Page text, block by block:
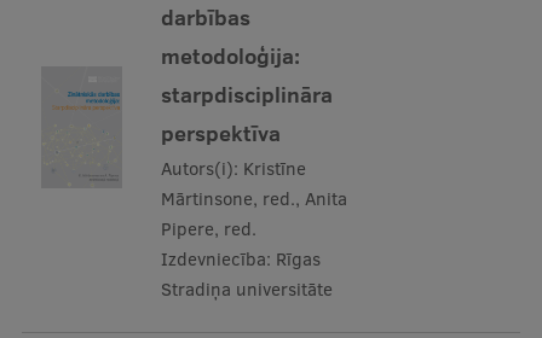
Open University
Latvian Language Courses
Pre-Courses
Professional Development
Centre for Educational Growth
Qualification Conformance Testing
darbības
metodoloģija:
starpdisciplināra
perspektīva
Autors(i): Kristīne
Mārtinsone, red., Anita
Pipere, red.
Izdevniecība: Rīgas
Stradiņa universitāte